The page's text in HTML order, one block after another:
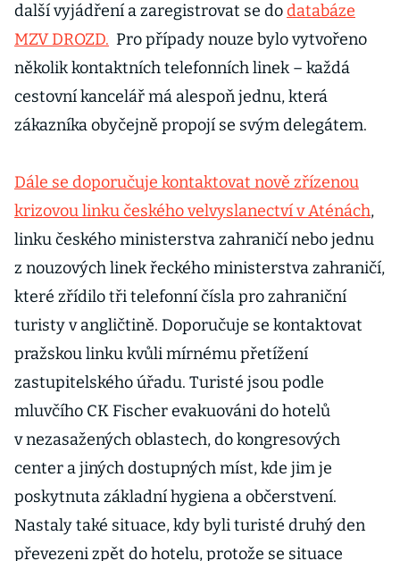
další vyjádření a zaregistrovat se dodatabáze
MZV DROZD. Pro případy nouze bylo vytvořeno
několik kontaktních telefonních linek – každá
cestovní kancelář má alespoň jednu, která
zákazníka obyčejně propojí se svým delegátem.
Dále se doporučuje kontaktovat nově zřízenou
krizovou linku českého velvyslanectví v Aténách,
linku českého ministerstva zahraničí nebo jednu
z nouzových linek řeckého ministerstva zahraničí,
které zřídilo tři telefonní čísla pro zahraniční
turisty v angličtině. Doporučuje se kontaktovat
pražskou linku kvůli mírnému přetížení
zastupitelského úřadu. Turisté jsou podle
mluvčího CK Fischer evakuováni do hotelů
v nezasažených oblastech, do kongresových
center a jiných dostupných míst, kde jim je
poskytnuta základní hygiena a občerstvení.
Nastaly také situace, kdy byli turisté druhý den
převezeni zpět do hotelu, protože se situace